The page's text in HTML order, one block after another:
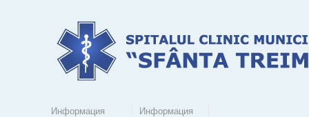
Информация Информация